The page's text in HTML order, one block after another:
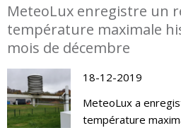
MeteoLux enregistre un
température maximale
mois de décembre
18-12-2019
MeteoLux a
température